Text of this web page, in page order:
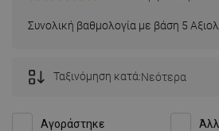
Συνολική βαθμολογία με βάση 5
Αγοράστηκε
Ταξινόμηση κατά:Νεότερα